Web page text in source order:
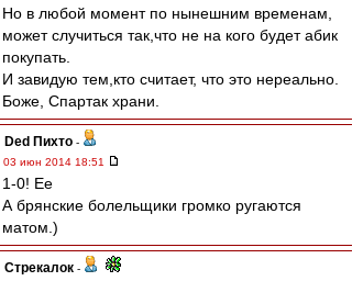
Но в любой момент по нынешним временам,
может случиться так,что не на кого будет абик
покупать.
И завидую тем,кто считает, что это нереально.
Боже, Спартак храни.
Ded Пихто -
03 июн 2014 18:51
1-0! Ее
А брянские болельщики громко ругаются
матом.)
Стрекалок -